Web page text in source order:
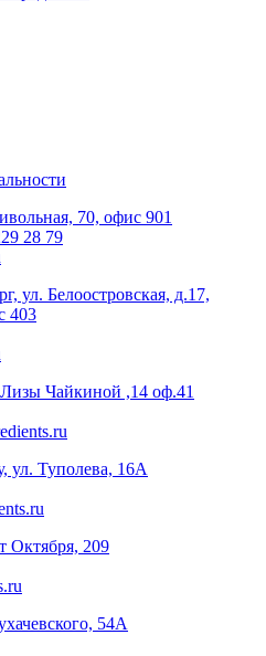
70, офис 901
28 79
ул. Белоостровская, д.17,
403
Чайкиной ,14 оф.41
ул. Туполева, 16А
Октября, 209
54А